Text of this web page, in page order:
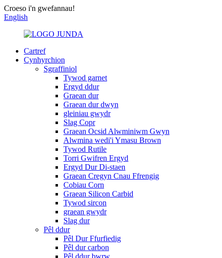
Croeso i'n gwefannau!
English
Cartref
Cynhyrchion
Sgraffiniol
Tywod garnet
Ergyd ddur
Graean dur
Graean dur dwyn
gleiniau gwydr
Slag Copr
Graean Ocsid Alwminiwm Gwyn
Alwmina wedi'i Ymasu Brown
Tywod Rutile
Torri Gwifren Ergyd
Ergyd Dur Di-staen
Graean Cregyn Cnau Ffrengig
Cobiau Corn
Graean Silicon Carbid
Tywod sircon
graean gwydr
Slag dur
Pêl ddur
Pêl Dur Ffurfiedig
Pêl dur carbon
Pêl ddur bwrw